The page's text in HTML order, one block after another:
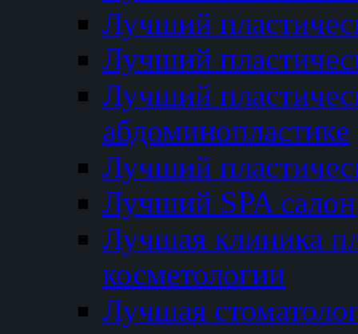
Лучший
Лучший
Лучший
абдоминопластике
Лучший
Лучший SPA салон
Лучшая клиника
косметологии
Лучшая